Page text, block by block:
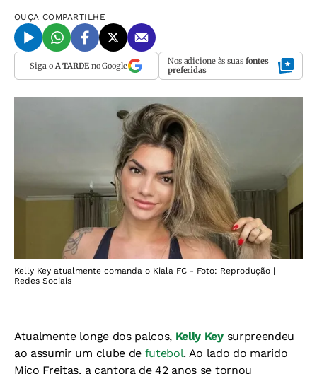
OUÇA COMPARTILHE
Siga o A TARDEno Google Nos adicione às suas fontes
preferidas
Kelly Key atualmente comanda o Kiala FC - Foto: Reprodução |
Redes Sociais
Atualmente longe dos palcos, Kelly Keysurpreendeu
ao assumir um clube de futebol. Ao lado do marido
Mico Freitas, a cantora de 42 anos se tornou